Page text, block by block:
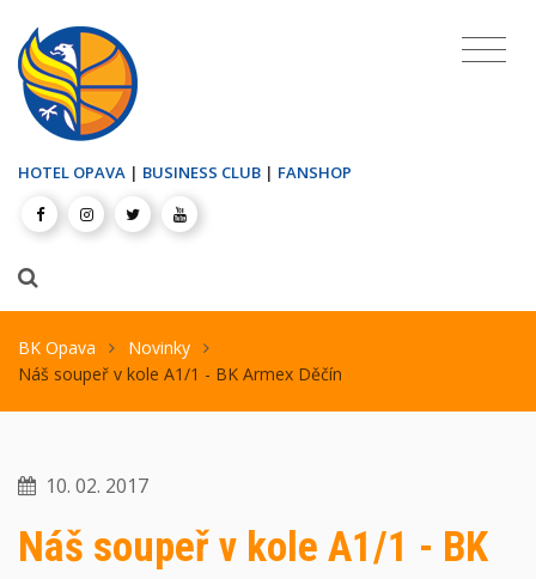
HOTEL OPAVA | BUSINESS CLUB | FANSHOP
BK Opava
Novinky
Náš soupeř v kole A1/1 - BK Armex Děčín
10. 02. 2017
Náš soupeř v kole A1/1 - BK